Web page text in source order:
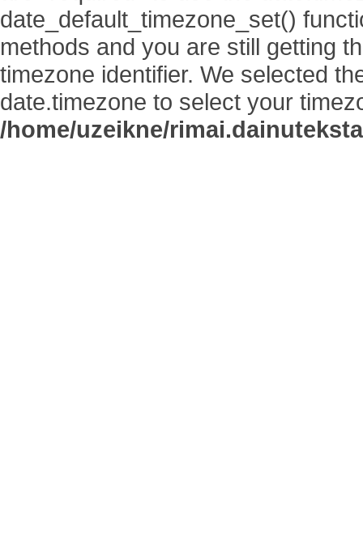
date_default_timezone_set()
methods and you are still getting
timezone identifier. We selected
date.timezone to select your
/home/uzeikne/